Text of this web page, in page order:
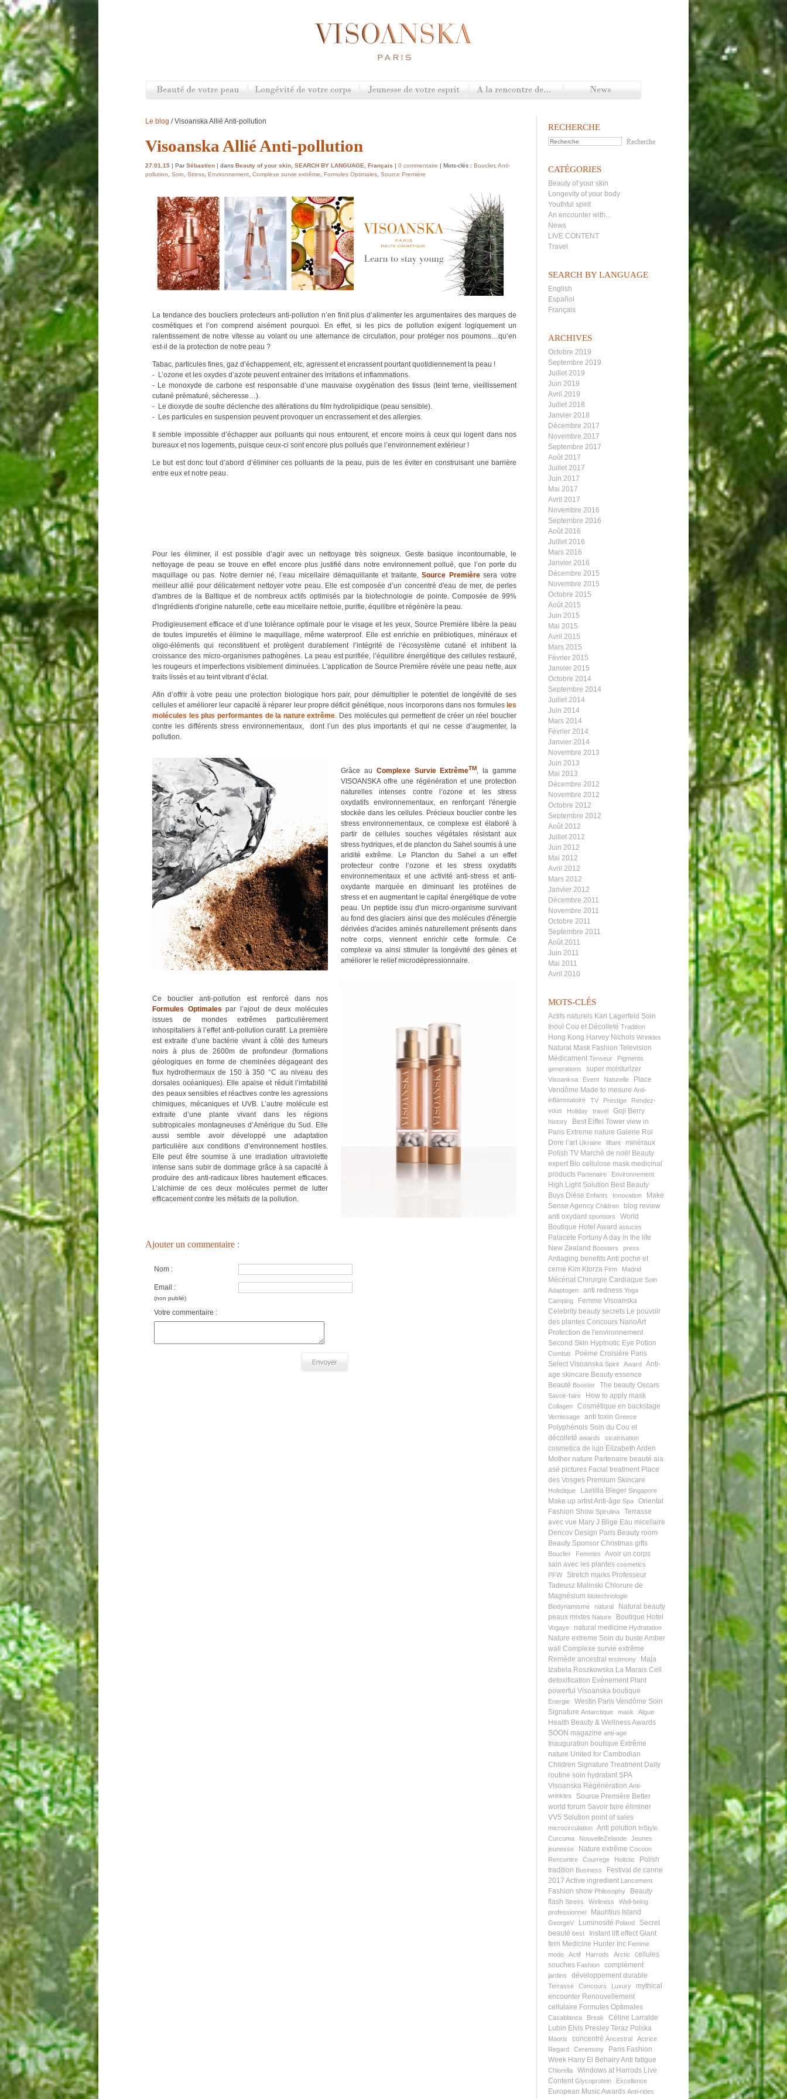
RECHERCHE
CATÉGORIES
Beauty of your skin
Longevity of your body
Youthful spirit
An encounter with...
News
LIVE CONTENT
Travel
SEARCH BY LANGUAGE
English
Español
Français
ARCHIVES
Octobre 2019
Septembre 2019
Juillet 2019
Juin 2019
Avril 2019
Juillet 2018
Janvier 2018
Décembre 2017
Novembre 2017
Septembre 2017
Août 2017
Juillet 2017
Juin 2017
Mai 2017
Avril 2017
Novembre 2016
Septembre 2016
Août 2016
Juillet 2016
Mars 2016
Janvier 2016
Décembre 2015
Novembre 2015
Octobre 2015
Août 2015
Juin 2015
Mai 2015
Avril 2015
Mars 2015
Février 2015
Janvier 2015
Octobre 2014
Septembre 2014
Juillet 2014
Juin 2014
Mars 2014
Février 2014
Janvier 2014
Novembre 2013
Juin 2013
Mai 2013
Décembre 2012
Novembre 2012
Octobre 2012
Septembre 2012
Août 2012
Juillet 2012
Juin 2012
Mai 2012
Avril 2012
Mars 2012
Janvier 2012
Décembre 2011
Novembre 2011
Octobre 2011
Septembre 2011
Août 2011
Juin 2011
Mai 2011
Avril 2010
MOTS-CLÉS
Actifs naturels Karl Lagerfeld Soin
Inouï Cou et Décolleté Tradition
Hong Kong Harvey Nichols Wrinkles
Natural Mask Fashion Television
Médicament Tenseur
Pigments
generations
super moisturizer
Visoanksa Event Naturelle
Place
Vendôme Made to mesure Anti-
inflammatoire TV Prestige Rendez-
vous Holiday travel Goji Berry
history
Best Eiffel Tower view in
Paris Extreme nature Galerie Roi
Dore l’art Ukraine liftant
minéraux
Polish TV Marché de noël
Beauty
expert Bio cellulose mask medicinal
products Partenaire Environnement
High Light Solution Best Beauty
Buys Dièse Enfants Innovation
Make
Sense Agency Children
blog review
anti oxydant sponsors
World
Boutique Hotel Award astuces
Palacete FortunyA day in the life
New Zealand Boosters press
Antiaging benefitsAnti poche et
cerne Kim Ktorza Firm Madrid
Mécénat Chirurgie Cardiaque Soin
Adaptogen
anti redness Yoga
Camping
Femme Visoanska
Celebrity beauty secrets Le pouvoir
des plantes Concours NanoArt
Protection de l'environnement
Second Skin Hyptnotic Eye Potion
Combat Poème Croisière Paris
Select Visoanska Spirit Award Anti-
age skincare Beauty essence
Beauté Booster The beauty Oscars
Savoir-faire How to apply mask
Collagen Cosmétique en backstage
Vernissage anti toxin Greece
Polyphénols Soin du Cou et
décolleté awards cicatrisation
cosmetica de lujo Elizabeth Arden
Mother nature Partenaire beauté aia
asé pictures Facial treatment Place
des Vosges Premium Skincare
Holistique Laetitia Bleger Singapore
Make up artistAnti-âge Spa
Oriental
Fashion Show Spirulina
Terrasse
avec vue Mary J Blige Eau micellaire
Dencov Design Paris Beauty room
Beauty Sponsor Christmas gifts
Bouclier Femmes
Avoir un corps
sain avec les plantes cosmetics
PFW
Stretch marks Professeur
Tadeusz Malinski Chlorure de
Magnésium biotechnologie
Biodynamisme
natural
Natural beauty
peaux mixtes Nature Boutique Hotel
Vogaye natural medicine Hydratation
Nature extreme Soin du buste Amber
wall
Complexe survie extrême
Remède ancestral testimony
Maja
Izabela Roszkowska La Marais Cell
detoxification Evènement Plant
powerful Visoanska boutique
Energie Westin Paris Vendôme Soin
Signature Antarctique mask Algue
Health Beauty & Wellness Awards
SOON magazine anti-age
Inauguration boutique Extrême
nature United for Cambodian
Children Signature Treatment Daily
routine soin hydratant SPA
Visoanska Régénèration Anti-
wrinkles Source Première Better
world forum Savoir faire éliminer
VV5 Solution point of sales
microcirculation Anti polution InStyle
Curcuma
NouvelleZelande
Jeunes
jeunesse
Nature extrême Cocoon
Rencontre
Courrege Holistic
Polish
tradition Business
Festival de canne
2017 Active ingredient Lancement
Fashion show Philosophy
Beauty
flash Stress Wellness
Well-being
professionnel
Mauritius Island
GeorgeV Luminosité Poland
Secret
beauté best Instant lift effect Giant
fern Medicine Hunter Inc Femme
mode
Actif Harrods Arctic
cellules
souches Fashion complément
jardins développement durable
Terrasse Concours Luxury
mythical
encounter Renouvellement
cellulaire Formules Optimales
Casablanca Break
Céline Larralde
Lubin Elvis Presley Teraz Polska
Maoris concentré Ancestral
Actrice
Regard
Ceremony
Paris Fashion
Week Hany El BehairyAnti fatigue
Chlorella Windows at Harrods Live
Content Glycoprotein Excellence
European Music Awards Anti-rides
Le blog / Visoanska Allié Anti-pollution
Visoanska Allié Anti-pollution
27.01.15 | ParSébastien | dans Beauty of your skin SEARCH BY LANGUAGE Français | 0 commentaire | Mots-clés : Bouclier, Anti-
pollution
Soin Stress Environnement Complexe survie extrême Formules Optimales Source Première
La tendance des boucliers protecteurs anti-pollution n’en finit plus d’alimenter les argumentaires des marques de
cosmétiques et l’on comprend aisément pourquoi. En effet, si les pics de pollution exigent logiquement un
ralentissement de notre vitesse au volant ou une alternance de circulation, pour protéger nos poumons…qu’en
est-il de la protection de notre peau ?
Tabac, particules fines, gaz d’échappement, etc, agressent et encrassent pourtant quotidiennement la peau !
- L’ozone et les oxydes d’azote peuvent entrainer des irritations et inflammations.
- Le monoxyde de carbone est responsable d’une mauvaise oxygénation des tissus (teint terne, vieillissement
cutané prématuré, sécheresse…).
- Le dioxyde de soufre déclenche des altérations du film hydrolipidique (peau sensible).
- Les particules en suspension peuvent provoquer un encrassement et des allergies.
Il semble impossible d’échapper aux polluants qui nous entourent, et encore moins à ceux qui logent dans nos
bureaux et nos logements, puisque ceux-ci sont encore plus pollués que l’environnement extérieur !
Le but est donc tout d’abord d’éliminer ces polluants de la peau, puis de les éviter en construisant une barrière
entre eux et notre peau.
Pour les éliminer, il est possible d’agir avec un nettoyage très soigneux. Geste basique incontournable, le
nettoyage de peau se trouve en effet encore plus justifié dans notre environnement pollué, que l’on porte du
maquillage ou pas. Notre dernier né, l’eau micellaire démaquillante et traitante,Source Premièresera votre
meilleur allié pour délicatement nettoyer votre peau. Elle est composée d’un concentré d'eau de mer, de perles
d'ambres de la Baltique et de nombreux actifs optimisés par la biotechnologie de pointe. Composée de 99%
d'ingrédients d'origine naturelle, cette eau micellaire nettoie, purifie, équilibre et régénère la peau.
Prodigieusement efficace et d’une tolérance optimale pour le visage et les yeux, Source Première libère la peau
de toutes impuretés et élimine le maquillage, même waterproof. Elle est enrichie en prébiotiques, minéraux et
oligo-éléments qui reconstituent et protègent durablement l’intégrité de l’écosystème cutané et inhibent la
croissance des micro-organismes pathogènes. La peau est purifiée, l’équilibre énergétique des cellules restauré,
les rougeurs et imperfections visiblement diminuées. L'application de Source Première révèle une peau nette, aux
traits lissés et au teint vibrant d’éclat.
Afin d’offrir à votre peau une protection biologique hors pair, pour démultiplier le potentiel de longévité de ses
cellules et améliorer leur capacité à réparer leur propre déficit génétique, nous incorporons dans nos formules les
molécules les plus performantes de la nature extrême. Des molécules qui permettent de créer un réel bouclier
contre les différents stress environnementaux, dont l’un des plus importants et qui ne cesse d’augmenter, la
pollution.
Grâce au Complexe Survie ExtrêmeTM, la gamme
VISOANSKA offre une régénération et une protection
naturelles intenses contre l’ozone et les stress
oxydatifs environnementaux, en renforçant l'énergie
stockée dans les cellules. Précieux bouclier contre les
stress environnementaux, ce complexe est élaboré à
partir de cellules souches végétales résistant aux
stress hydriques, et de plancton du Sahel soumis à une
aridité extrême. Le Plancton du Sahel a un effet
protecteur contre l’ozone et les stress oxydatifs
environnementaux et une activité anti-stress et anti-
oxydante marquée en diminuant les protéines de
stress et en augmentant le capital énergétique de votre
peau. Un peptide issu d'un micro-organisme survivant
au fond des glaciers ainsi que des molécules d'énergie
dérivées d'acides aminés naturellement présents dans
notre corps, viennent enrichir cette formule. Ce
complexe va ainsi stimuler la longévité des gènes et
améliorer le relief microdépressionnaire.
Ce bouclier anti-pollution est renforcé dans nos
Formules Optimales par l’ajout de deux molécules
issues de mondes extrêmes particulièrement
inhospitaliers à l’effet anti-pollution curatif. La première
est extraite d’une bactérie vivant à côté des fumeurs
noirs à plus de 2600m de profondeur (formations
géologiques en forme de cheminées dégageant des
flux hydrothermaux de 150 à 350 °C au niveau des
dorsales océaniques). Elle apaise et réduit l’irritabilité
des peaux sensibles et réactives contre les agressions
chimiques, mécaniques et UVB. L’autre molécule est
extraite d’une plante vivant dans les régions
subtropicales montagneuses d’Amérique du Sud. Elle
aussi semble avoir développé une adaptation
particulière aux conditions d’environnement hostiles.
Elle peut être soumise à une irradiation ultraviolette
intense sans subir de dommage grâce à sa capacité à
produire des anti-radicaux libres hautement efficaces.
L’alchimie de ces deux molécules permet de lutter
efficacement contre les méfaits de la pollution.
Ajouter un commentaire :
Nom :
Email :
(non publié)
Votre commentaire :